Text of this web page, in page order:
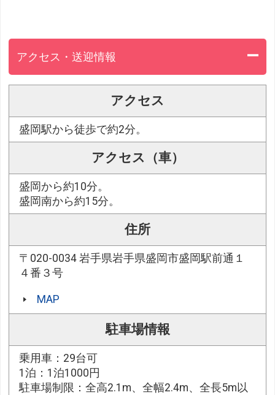
アクセス・送迎情報
アクセス
盛岡駅から徒歩で約2分。
アクセス（車）
盛岡から約10分。
盛岡南から約15分。
住所
〒020-0034 岩手県岩手県盛岡市盛岡駅前通１
４番３号
MAP
駐車場情報
乗用車：29台可
1泊：1泊1000円
駐車場制限：全高2.1m、全幅2.4m、全長5m以